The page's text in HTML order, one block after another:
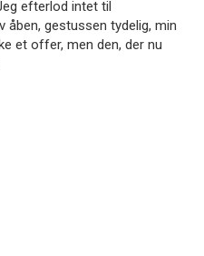
efterlod intet til
gestussen tydelig, min
et offer, men den, der nu